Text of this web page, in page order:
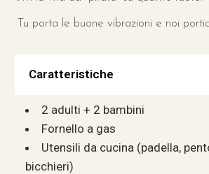
Tu porta le buone vibrazioni e noi
Caratteristiche
2 adulti + 2 bambini
Fornello a gas
Utensili da cucina (padella,
bicchieri)